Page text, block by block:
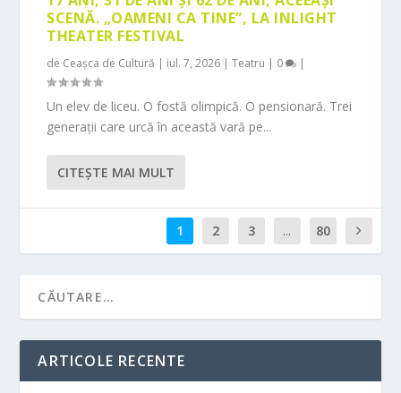
SCENĂ. „OAMENI CA TINE”, LA INLIGHT
THEATER FESTIVAL
de Ceașca de Cultură | iul. 7, 2026 |Teatru | 0 |
Un elev de liceu. O fostă olimpică. O pensionară. Trei
generații care urcă în această vară pe...
CITEŞTE MAI MULT
1 2 3 ... 80
ARTICOLE RECENTE